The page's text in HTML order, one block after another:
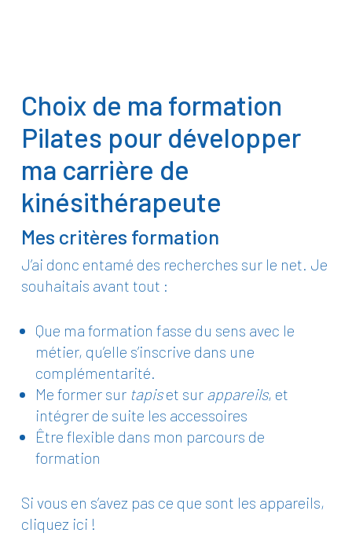
Choix de ma formation
Pilates pour développer
ma carrière de
kinésithérapeute
Mes critères formation
J’ai donc entamé des recherches sur le net. Je
souhaitais avant tout :
Que ma formation fasse du sens avec le
métier, qu’elle s’inscrive dans une
complémentarité.
Me former sur tapiset sur appareils, et
intégrer de suite les accessoires
Être flexible dans mon parcours de
formation
Si vous en s’avez pas ce que sont les appareils,
cliquez ici !